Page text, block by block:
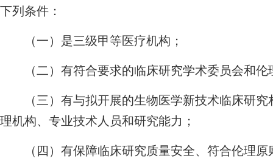
下列条件：
（一）是三级甲等医疗机构；
（二）有符合要求的临床研究学术委员会和伦
（三）有与拟开展的生物医学新技术临床研究
理机构、专业技术人员和研究能力；
（四）有保障临床研究质量安全、符合伦理原